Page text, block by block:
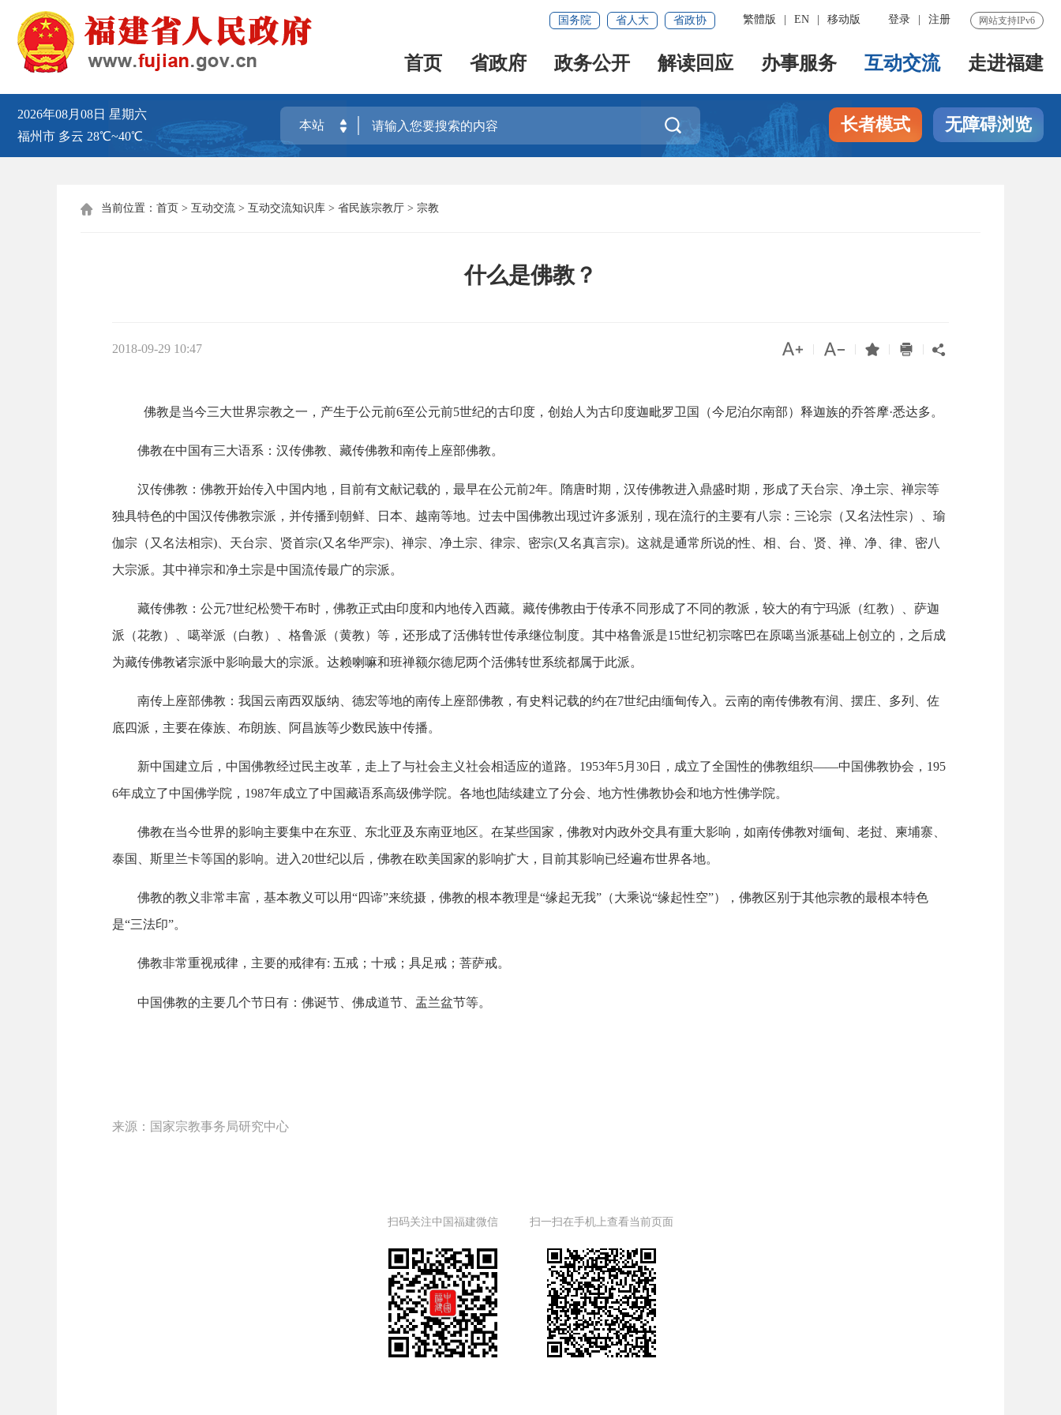
网站支持IPv6
登录 注册
繁體版 EN 移动版
国务院 省人大 省政协
首页 省政府 政务公开 解读回应 办事服务 互动交流 走进福建
2026年08月08日 星期六
福州市 多云 28℃~40℃
 长者模式 无障碍浏览
 当前位置： 首页 > 互动交流 > 互动交流知识库 > 省民族宗教厅 > 宗教
什么是佛教？
2018-09-29 10:47     
佛教是当今三大世界宗教之一，产生于公元前6至公元前5世纪的古印度，创始人为古印度迦毗罗卫国（今尼泊尔南部）释迦族的乔答摩·悉达多。
佛教在中国有三大语系：汉传佛教、藏传佛教和南传上座部佛教。
汉传佛教：佛教开始传入中国内地，目前有文献记载的，最早在公元前2年。隋唐时期，汉传佛教进入鼎盛时期，形成了天台宗、净土宗、禅宗等
独具特色的中国汉传佛教宗派，并传播到朝鲜、日本、越南等地。过去中国佛教出现过许多派别，现在流行的主要有八宗：三论宗（又名法性宗）、瑜
伽宗（又名法相宗) 、天台宗、贤首宗(又名华严宗) 、禅宗、净土宗、律宗、密宗(又名真言宗)。这就是通常所说的性、相、台、贤、禅、净、律、密八
大宗派。其中禅宗和净土宗是中国流传最广的宗派。
藏传佛教：公元7世纪松赞干布时，佛教正式由印度和内地传入西藏。藏传佛教由于传承不同形成了不同的教派，较大的有宁玛派（红教）、萨迦
派（花教）、噶举派（白教）、格鲁派（黄教）等，还形成了活佛转世传承继位制度。其中格鲁派是15世纪初宗喀巴在原噶当派基础上创立的，之后成
为藏传佛教诸宗派中影响最大的宗派。达赖喇嘛和班禅额尔德尼两个活佛转世系统都属于此派。
南传上座部佛教：我国云南西双版纳、德宏等地的南传上座部佛教，有史料记载的约在7世纪由缅甸传入。云南的南传佛教有润、摆庄、多列、佐
底四派，主要在傣族、布朗族、阿昌族等少数民族中传播。
新中国建立后，中国佛教经过民主改革，走上了与社会主义社会相适应的道路。 1953年5月 30日，成立了全国性的佛教组织——中国佛教协会， 195
6年成立了中国佛学院， 1987年成立了中国藏语系高级佛学院。各地也陆续建立了分会、地方性佛教协会和地方性佛学院。
佛教在当今世界的影响主要集中在东亚、东北亚及东南亚地区。在某些国家，佛教对内政外交具有重大影响，如南传佛教对缅甸、老挝、柬埔寨、
泰国、斯里兰卡等国的影响。进入 20世纪以后，佛教在欧美国家的影响扩大，目前其影响已经遍布世界各地。
佛教的教义非常丰富，基本教义可以用“四谛”来统摄，佛教的根本教理是“缘起无我”（大乘说“缘起性空”），佛教区别于其他宗教的最根本特色
是“三法印”。
佛教非常重视戒律，主要的戒律有: 五戒；十戒；具足戒；菩萨戒。
中国佛教的主要几个节日有：佛诞节、佛成道节、盂兰盆节等。
来源：国家宗教事务局研究中心
扫码关注中国福建微信 扫一扫在手机上查看当前页面